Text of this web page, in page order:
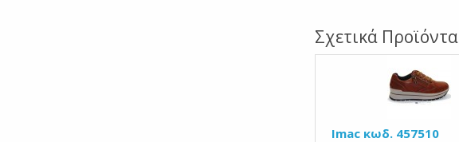
Σχετικά Προϊόντα
Imac κωδ. 457510